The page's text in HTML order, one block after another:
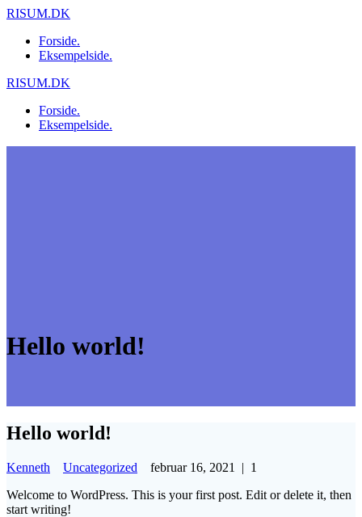
Skip
content
RISUM.DK
Forside.
Eksempelside.
RISUM.DK
Forside.
Eksempelside.
Hello world!
Hello world!
Kenneth Uncategorized februar 16, 2021 | 1
Welcome to WordPress. This is your first post. Edit or delete it, then
start writing!